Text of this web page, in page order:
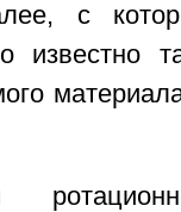
с
известно